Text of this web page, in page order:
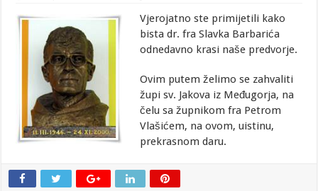
Vjerojatno ste primijetili kako
bista dr. fra Slavka Barbarića
odnedavno krasi naše predvorje.
Ovim putem želimo se zahvaliti
župi sv. Jakova iz Međugorja, na
čelu sa župnikom fra Petrom
Vlašićem, na ovom, uistinu,
prekrasnom daru.